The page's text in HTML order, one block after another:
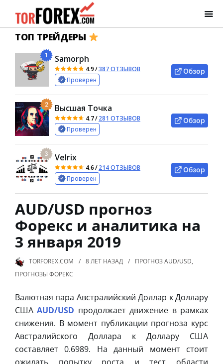
ТОП ТРЕЙДЕРЫ
1 Samorph
4.9/387 ОТЗЫВОВ
Проверен
Обзор
2 Высшая Точка
4.7/281 ОТЗЫВОВ
Проверен
Обзор
3 Velrix
4.6/214 ОТЗЫВОВ
Проверен
Обзор
AUD/USD прогноз
Форекс и аналитика на
3 января 2019
TORFOREX.COM 8 ЛЕТ НАЗАД ПРОГНОЗ AUD/USD,
ПРОГНОЗЫ ФОРЕКС
Валютная пара Австралийский Доллар к Доллару
СШАAUD/USD продолжает движение в рамках
снижения. В момент публикации прогноза курс
Австралийского Доллара к Доллару США
составляет 0.6989. На данный момент стоит